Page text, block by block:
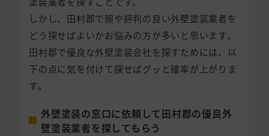
しかし、田村郡で腕や評判の良い外壁塗装業者を
どう探せばよいかお悩みの方が多いと思います。
田村郡で優良な外壁塗装会社を探すためには、以
下の点に気を付けて探せばグッと確率が上がりま
す。
外壁塗装の窓口に依頼して田村郡の優良外
壁塗装業者を探してもらう